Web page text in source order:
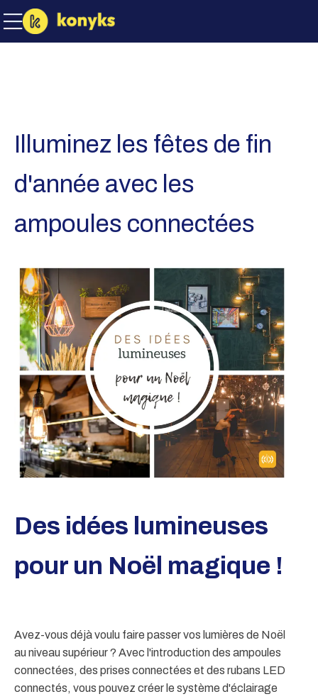
Illuminez les fêtes de fin
d'année avec les
ampoules connectées
Des idées lumineuses
pour un Noël magique !
Avez-vous déjà voulu faire passer vos lumières de Noël
au niveau supérieur ? Avec l'introduction des ampoules
connectées, des prises connectées et des rubans LED
connectés, vous pouvez créer le système d'éclairage